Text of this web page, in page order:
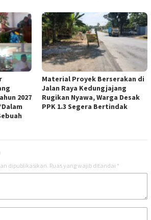
2027
Material Proyek Berserakan di
Jalan Raya Kedungjajang
Rugikan Nyawa, Warga Desak
PPK 1.3 Segera Bertindak
dipublikasikan. Ruas yang wajib ditandai *